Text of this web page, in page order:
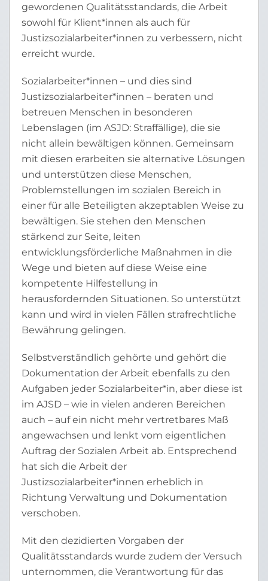
gewordenen Qualitätsstandards, die Arbeit
sowohl für Klient*innen als auch für
Justizsozialarbeiter*innen zu verbessern, nicht
erreicht wurde.
Sozialarbeiter*innen – und dies sind
Justizsozialarbeiter*innen – beraten und
betreuen Menschen in besonderen
Lebenslagen (im ASJD: Straffällige), die sie
nicht allein bewältigen können. Gemeinsam
mit diesen erarbeiten sie alternative Lösungen
und unterstützen diese Menschen,
Problemstellungen im sozialen Bereich in
einer für alle Beteiligten akzeptablen Weise zu
bewältigen. Sie stehen den Menschen
stärkend zur Seite, leiten
entwicklungsförderliche Maßnahmen in die
Wege und bieten auf diese Weise eine
kompetente Hilfestellung in
herausfordernden Situationen. So unterstützt
kann und wird in vielen Fällen strafrechtliche
Bewährung gelingen.
Selbstverständlich gehörte und gehört die
Dokumentation der Arbeit ebenfalls zu den
Aufgaben jeder Sozialarbeiter*in, aber diese ist
im AJSD – wie in vielen anderen Bereichen
auch – auf ein nicht mehr vertretbares Maß
angewachsen und lenkt vom eigentlichen
Auftrag der Sozialen Arbeit ab. Entsprechend
hat sich die Arbeit der
Justizsozialarbeiter*innen erheblich in
Richtung Verwaltung und Dokumentation
verschoben.
Mit den dezidierten Vorgaben der
Qualitätsstandards wurde zudem der Versuch
unternommen, die Verantwortung für das